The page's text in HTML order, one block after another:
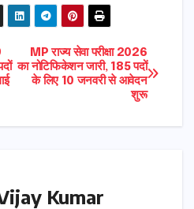
MP राज्य सेवा परीक्षा 2026
का नोटिफिकेशन जारी, 185 पदों
के लिए 10 जनवरी से आवेदन
शुरू
Kumar